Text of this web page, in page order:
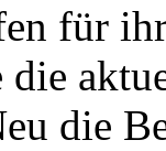
für
die
die